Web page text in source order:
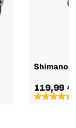
Shimano
119,99 €